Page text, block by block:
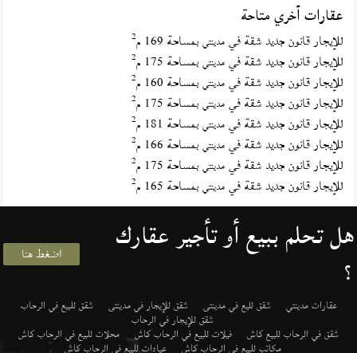
عقارات أخري متاحة
للإيجار قانون جديد شقة فيمدينتي بمساحة 169 م 2
للإيجار قانون جديد شقة فيمدينتي بمساحة 175 م 2
للإيجار قانون جديد شقة فيمدينتي بمساحة 160 م 2
للإيجار قانون جديد شقة فيمدينتي بمساحة 175 م 2
للإيجار قانون جديد شقة فيمدينتي بمساحة 181 م 2
للإيجار قانون جديد شقة فيمدينتي بمساحة 166 م 2
للإيجار قانون جديد شقة فيمدينتي بمساحة 175 م 2
للإيجار قانون جديد شقة فيمدينتي بمساحة 165 م 2
هل تحلم ببيع أو تأجير عقارك
؟ اضغط هنا
عقارات مدينتي شقق لليع في مدينتى شقق للإيجار في مدينتى شقق للبيع في الرحاب
شقق للإيجار في الرحاب
شقق في الرحاب للبيع كاش فيلات للبيع في الرحاب كاش محلات للبيع في الرحاب كاش
مكاتب للبيع في الرحاب كاش عيادات للبيع في الرحاب كاش